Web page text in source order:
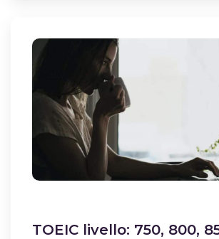
TOEIC livello: 750, 800,